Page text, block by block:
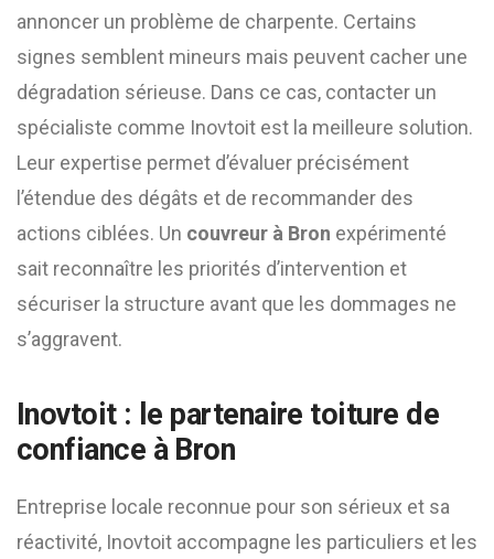
annoncer un problème de charpente. Certains
signes semblent mineurs mais peuvent cacher une
dégradation sérieuse. Dans ce cas, contacter un
spécialiste comme Inovtoit est la meilleure solution.
Leur expertise permet d’évaluer précisément
l’étendue des dégâts et de recommander des
actions ciblées. Un couvreur à Bron expérimenté
sait reconnaître les priorités d’intervention et
sécuriser la structure avant que les dommages ne
s’aggravent.
Inovtoit : le partenaire toiture de
confiance à Bron
Entreprise locale reconnue pour son sérieux et sa
réactivité, Inovtoit accompagne les particuliers et les